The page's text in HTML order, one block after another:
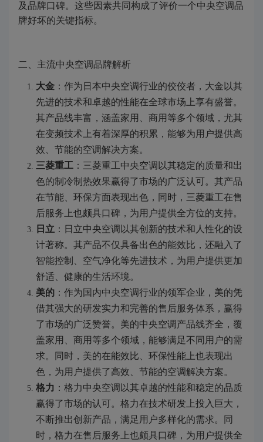
及品牌口碑。这些因素共同构成了评价一个中央空调品
牌好坏的关键指标。
二、主流中央空调品牌解析
大金 ：作为日本中央空调行业的佼佼者，大金以其
先进的技术和卓越的性能在全球市场上享有盛誉。
其产品线丰富，涵盖家用、商用等多个领域，尤其
在变频技术上有着深厚的积累，能够为用户提供高
效、节能的空调解决方案。
三菱重工 ：三菱重工中央空调以其稳定的质量和出
色的制冷制热效果赢得了市场的广泛认可。其产品
在节能、环保方面表现出色，同时，三菱重工在售
后服务上也颇具口碑，为用户提供全方位的支持。
日立 ：日立中央空调以其创新的技术和人性化的设
计著称。其产品不仅具备出色的能效比，还融入了
智能控制、空气净化等先进技术，为用户提供更加
舒适、健康的生活环境。
美的 ：作为国内中央空调行业的领军企业，美的凭
借其强大的研发实力和完善的售后服务体系，赢得
了市场的广泛赞誉。美的中央空调产品线齐全，覆
盖家用、商用等多个领域，能够满足不同用户的需
求。同时，美的在能效比、环保性能上也表现出
色，为用户提供了高效、节能的空调解决方案。
格力 ：格力中央空调以其卓越的性能和稳定的品质
赢得了市场的认可。格力在技术研发上投入巨大，
不断推出创新产品，满足用户多样化的需求。同
时，格力在售后服务上也颇具口碑，为用户提供全